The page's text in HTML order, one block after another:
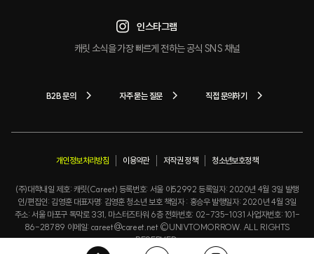
인스타그램
캐릿 소식을 가장 빠르게 전하는 공식 SNS 채널
B2B 문의 자주 묻는 질문 직접 문의하기
개인정보처리방침 이용약관 저작권 정책 청소년보호정책
(주)대학내일 제호: 캐릿(Careet) 등록번호: 서울 아52992 등록일자: 2020년 4월 3일 발행
인/편집인: 김영훈 대표자명: 김영훈 청소년 보호 책임자 : 홍승우 발행일자: 2020년 4월 3일
주소: 서울 마포구 독막로 331, 마스터즈타워 6층 전화번호: 02-735-1031 사업자번호: 101-
86-28789 이메일: careet@careet.net ©UNIVTOMORROW. ALL RIGHTS
RESERVED.